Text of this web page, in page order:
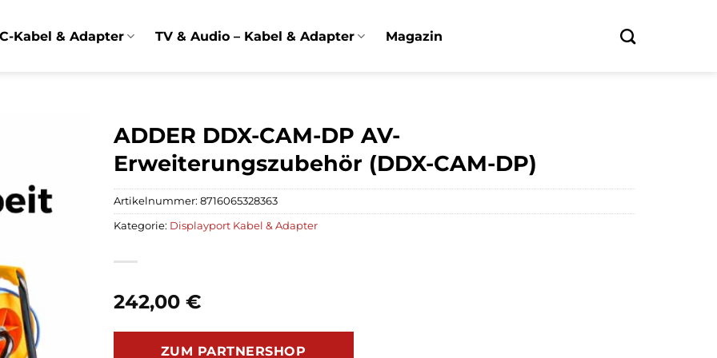
Kabel & Adapter TV & Audio – Kabel & Adapter Magazin
ADDER DDX-CAM-DP AV-
Erweiterungszubehör (DDX-CAM-DP)
242,00 €
ZUM PARTNERSHOP
Artikelnummer: 8716065328363
Kategorie: Displayport Kabel & Adapter